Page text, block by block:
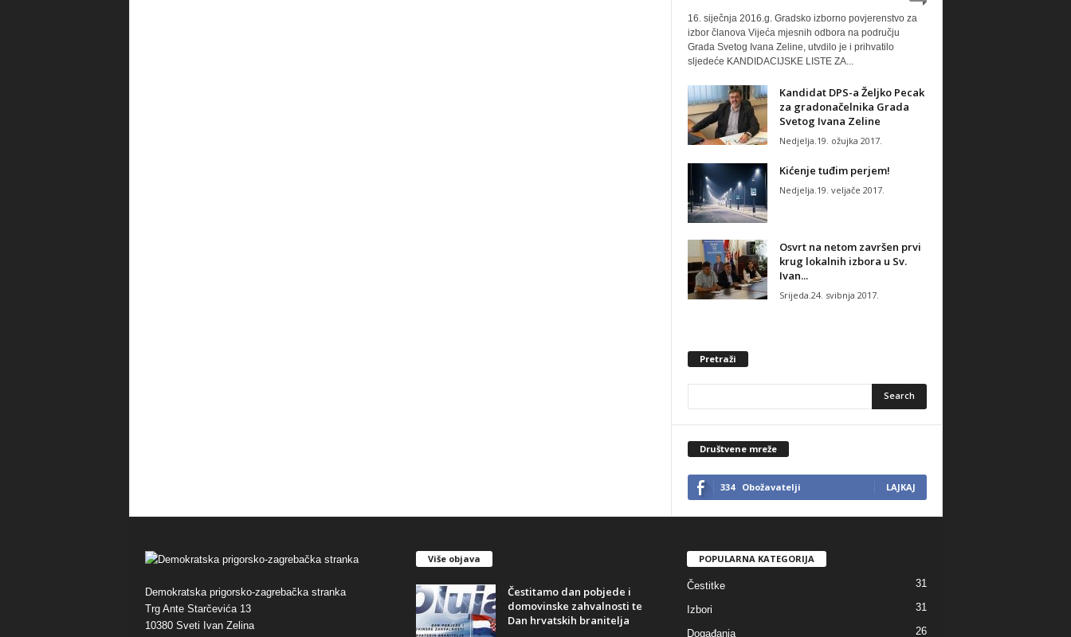
16. siječnja 2016.g. Gradsko izborno povjerenstvo za
izbor članova Vijeća mjesnih odbora na području
Grada Svetog Ivana Zeline, utvdilo je i prihvatilo
sljedeće KANDIDACIJSKE LISTE ZA...
Kandidat DPS-a Željko Pecak
za gradonačelnika Grada
Svetog Ivana Zeline
Nedjelja.19. ožujka 2017.
Kićenje tuđim perjem!
Nedjelja.19. veljače 2017.
Osvrt na netom završen prvi
krug lokalnih izbora u Sv.
Ivan...
Srijeda.24. svibnja 2017.
Pretraži
Društvene mreže
334 Obožavatelji LAJKAJ
Demokratska prigorsko-zagrebačka stranka
Trg Ante Starčevića 13
10380 Sveti Ivan Zelina
Više objava
Čestitamo dan pobjede i
domovinske zahvalnosti te
Dan hrvatskih branitelja
POPULARNA KATEGORIJA
Čestitke 31
Izbori 31
Događanja 26